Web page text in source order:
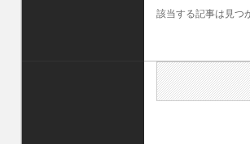
該当する記事は見つ